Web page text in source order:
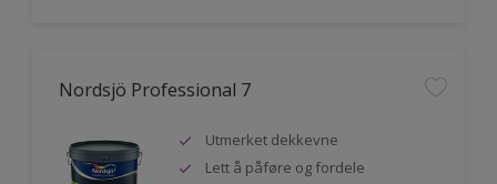
Nordsjö Professional 7
Utmerket dekkevne
Lett å påføre og fordele